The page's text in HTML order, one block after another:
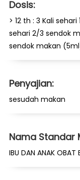
Dosis:
> 12 th : 3 Kali
sehari 2/3 sendok
sendok makan
Penyajian:
sesudah makan
Nama Standar
IBU DAN ANAK OBAT